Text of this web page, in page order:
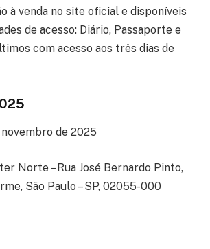
à venda no site oficial e disponíveis
de acesso: Diário, Passaporte e
com acesso aos três dias de
de 2025
Norte – Rua José Bernardo Pinto,
São Paulo – SP, 02055-000